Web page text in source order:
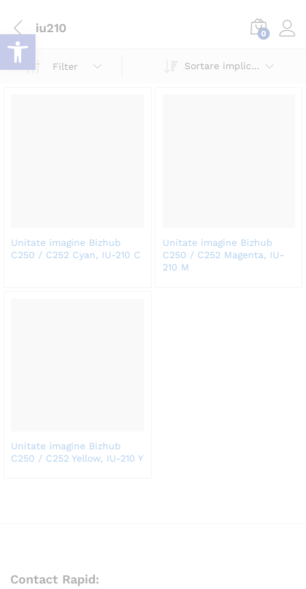
iu210 0
Filter Sortare implicită
Unitate imagine Bizhub
C250 / C252 Cyan, IU-210 C
Unitate imagine Bizhub
C250 / C252 Magenta, IU-
210 M
Unitate imagine Bizhub
C250 / C252 Yellow, IU-210 Y
Contact Rapid:
Deschide bara de unelte